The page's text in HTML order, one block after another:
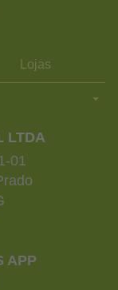
Lojas
LTDA
01
APP